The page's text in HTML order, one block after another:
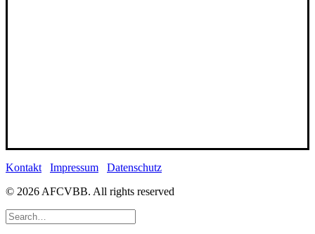
Kontakt Impressum
Datenschutz
© 2026 AFCVBB. All rights reserved